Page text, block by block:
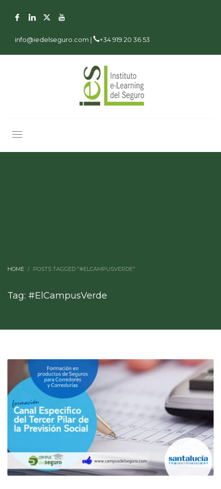
info@iedelseguro.com | +34 919 20 36 53
HOME POSTS TAGGED "#ELCAMPUSVERDE"
Tag: #ElCampusVerde